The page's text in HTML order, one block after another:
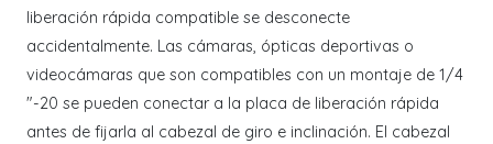
liberación rápida compatible se desconecte
accidentalmente. Las cámaras, ópticas deportivas o
videocámaras que son compatibles con un montaje de 1/4
"-20 se pueden conectar a la placa de liberación rápida
antes de fijarla al cabezal de giro e inclinación. El cabezal